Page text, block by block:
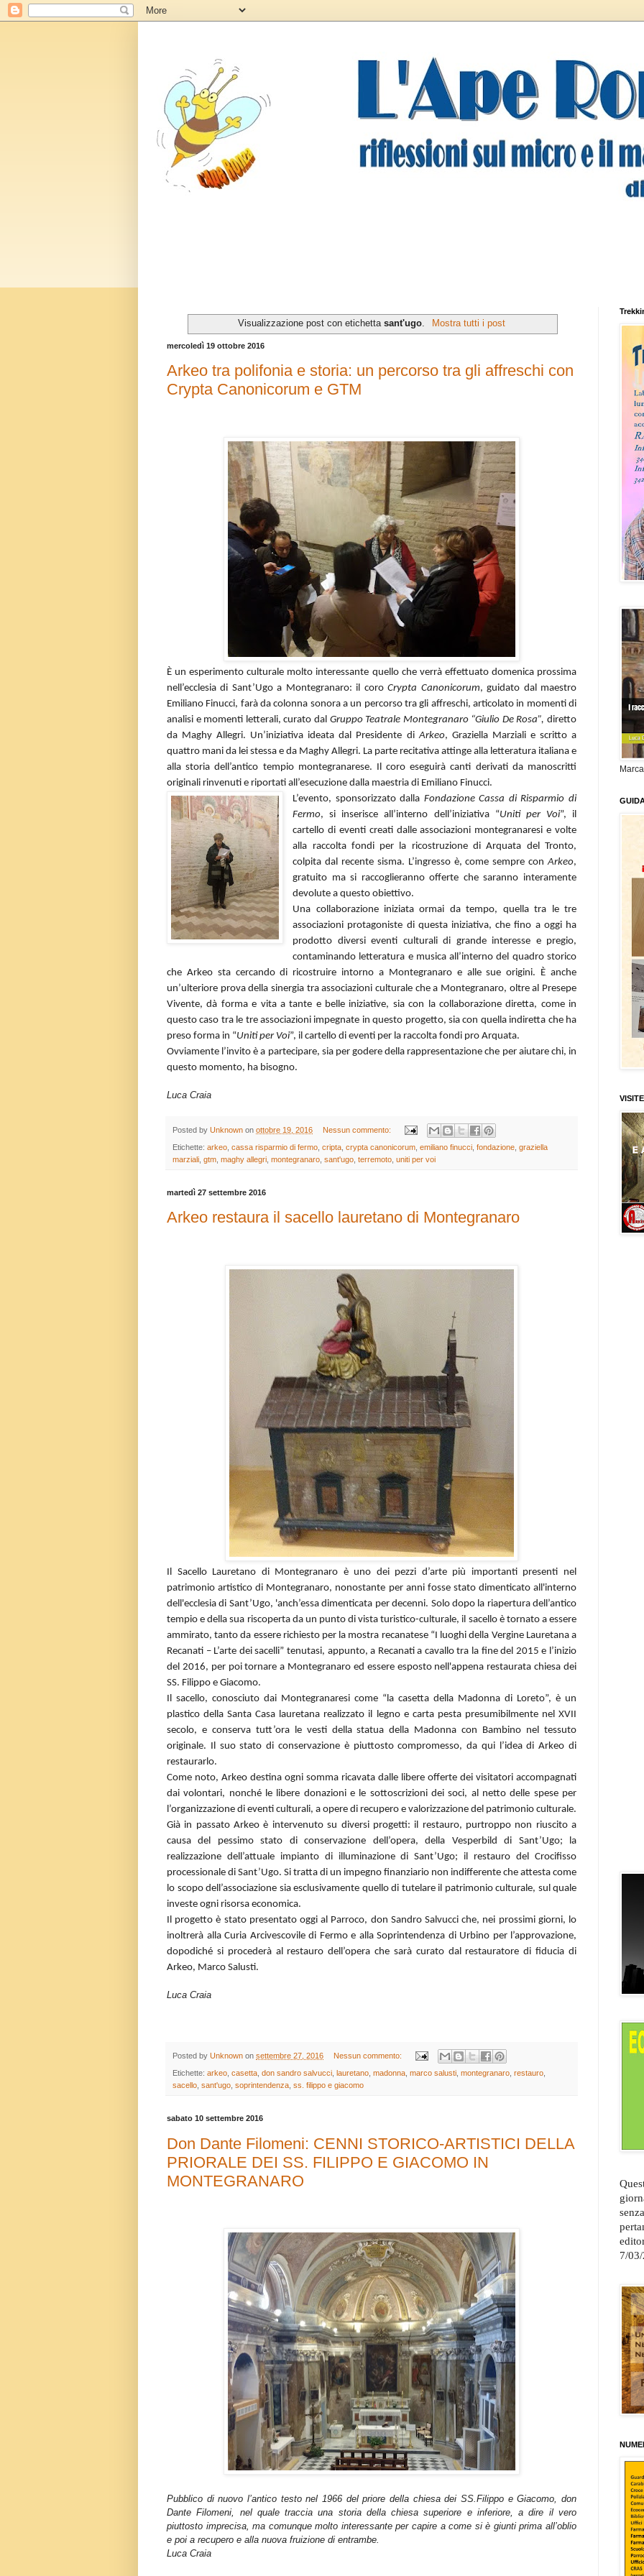
Visualizzazione post con etichettasant'ugo Mostra tutti i post
mercoledì 19 ottobre 2016
Arkeo tra polifonia e storia: un percorso tra gli affreschi con
Crypta Canonicorum e GTM
È un esperimento culturale molto interessante quello che verrà effettuato domenica prossima
nell’ecclesia di Sant’Ugo a Montegranaro: il coroCrypta Canonicorum, guidato dal maestro
Emiliano Finucci, farà da colonna sonora a un percorso tra gli affreschi, articolato in momenti di
analisi e momenti letterali, curato dal Gruppo Teatrale Montegranaro “Giulio De Rosa”, diretto
da Maghy Allegri. Un’iniziativa ideata dal Presidente diArkeo, Graziella Marziali e scritto a
quattro mani da lei stessa e da Maghy Allegri. La parte recitativa attinge alla letteratura italiana e
alla storia dell’antico tempio montegranarese. Il coro eseguirà canti derivati da manoscritti
originali rinvenuti e riportati all’esecuzione dalla maestria di Emiliano Finucci.
L’evento, sponsorizzato dalla Fondazione Cassa di Risparmio di
Fermo, si inserisce all’interno dell’iniziativa “Uniti per Voi”, il
cartello di eventi creati dalle associazioni montegranaresi e volte
alla raccolta fondi per la ricostruzione di Arquata del Tronto,
colpita dal recente sisma. L’ingresso è, come sempre conArkeo,
gratuito ma si raccoglieranno offerte che saranno interamente
devolute a questo obiettivo.
Una collaborazione iniziata ormai da tempo, quella tra le tre
associazioni protagoniste di questa iniziativa, che fino a oggi ha
prodotto diversi eventi culturali di grande interesse e pregio,
contaminando letteratura e musica all’interno del quadro storico
che Arkeo sta cercando di ricostruire intorno a Montegranaro e alle sue origini. È anche
un’ulteriore prova della sinergia tra associazioni culturale che a Montegranaro, oltre al Presepe
Vivente, dà forma e vita a tante e belle iniziative, sia con la collaborazione diretta, come in
questo caso tra le tre associazioni impegnate in questo progetto, sia con quella indiretta che ha
preso forma in “Uniti per Voi”, il cartello di eventi per la raccolta fondi pro Arquata.
Ovviamente l’invito è a partecipare, sia per godere della rappresentazione che per aiutare chi, in
questo momento, ha bisogno.
Luca Craia
Posted by Unknown on ottobre 19, 2016 Nessun commento:
Etichette: arkeo cassa risparmio di fermo cripta crypta canonicorum emiliano finucci fondazione graziella
marziali gtm maghy allegri montegranaro sant'ugo terremoto uniti per voi
martedì 27 settembre 2016
Arkeo restaura il sacello lauretano di Montegranaro
Il Sacello Lauretano di Montegranaro è uno dei pezzi d’arte più importanti presenti nel
patrimonio artistico di Montegranaro, nonostante per anni fosse stato dimenticato all'interno
dell'ecclesia di Sant’Ugo, 'anch’essa dimenticata per decenni. Solo dopo la riapertura dell’antico
tempio e della sua riscoperta da un punto di vista turistico-culturale, il sacello è tornato a essere
ammirato, tanto da essere richiesto per la mostra recanatese “I luoghi della Vergine Lauretana a
Recanati – L’arte dei sacelli” tenutasi, appunto, a Recanati a cavallo tra la fine del 2015 e l’inizio
del 2016, per poi tornare a Montegranaro ed essere esposto nell'appena restaurata chiesa dei
SS. Filippo e Giacomo.
Il sacello, conosciuto dai Montegranaresi come “la casetta della Madonna di Loreto”, è un
plastico della Santa Casa lauretana realizzato il legno e carta pesta presumibilmente nel XVII
secolo, e conserva tutt’ora le vesti della statua della Madonna con Bambino nel tessuto
originale. Il suo stato di conservazione è piuttosto compromesso, da qui l’idea di Arkeo di
restaurarlo.
Come noto, Arkeo destina ogni somma ricavata dalle libere offerte dei visitatori accompagnati
dai volontari, nonché le libere donazioni e le sottoscrizioni dei soci, al netto delle spese per
l’organizzazione di eventi culturali, a opere di recupero e valorizzazione del patrimonio culturale.
Già in passato Arkeo è intervenuto su diversi progetti: il restauro, purtroppo non riuscito a
causa del pessimo stato di conservazione dell’opera, della Vesperbild di Sant’Ugo; la
realizzazione dell’attuale impianto di illuminazione di Sant’Ugo; il restauro del Crocifisso
processionale di Sant’Ugo. Si tratta di un impegno finanziario non indifferente che attesta come
lo scopo dell’associazione sia esclusivamente quello di tutelare il patrimonio culturale, sul quale
investe ogni risorsa economica.
Il progetto è stato presentato oggi al Parroco, don Sandro Salvucci che, nei prossimi giorni, lo
inoltrerà alla Curia Arcivescovile di Fermo e alla Soprintendenza di Urbino per l’approvazione,
dopodiché si procederà al restauro dell’opera che sarà curato dal restauratore di fiducia di
Arkeo, Marco Salusti.
Luca Craia
Posted by Unknown on settembre 27, 2016 Nessun commento:
Etichette: arkeo casetta don sandro salvucci lauretano madonna marco salusti montegranaro restauro
sacello sant'ugo soprintendenza ss. filippo e giacomo
sabato 10 settembre 2016
Don Dante Filomeni: CENNI STORICO-ARTISTICI DELLA
PRIORALE DEI SS. FILIPPO E GIACOMO IN
MONTEGRANARO
Pubblico di nuovo l’antico testo nel 1966 del priore della chiesa dei SS.Filippo e Giacomo, don
Dante Filomeni, nel quale traccia una storia della chiesa superiore e inferiore, a dire il vero
piuttosto imprecisa, ma comunque molto interessante per capire a come si è giunti prima all’oblio
e poi a recupero e alla nuova fruizione di entrambe.
Luca Craia
Marca
VISITE
7/